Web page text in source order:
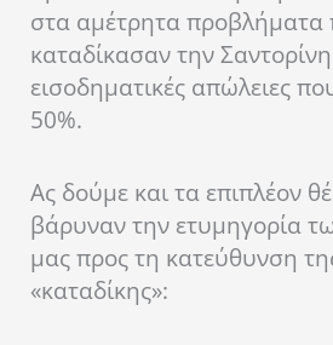
στα αμέτρητα προβλήματα
καταδίκασαν την
εισοδηματικές απώλειες
50%.
Ας δούμε και τα επιπλέον
βάρυναν την ετυμηγορία
μας προς τη κατεύθυνση
«καταδίκης»: